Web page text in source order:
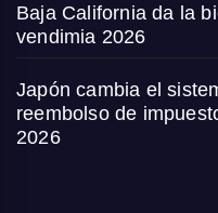
Baja California da la
vendimia 2026
Japón cambia el
reembolso de
2026